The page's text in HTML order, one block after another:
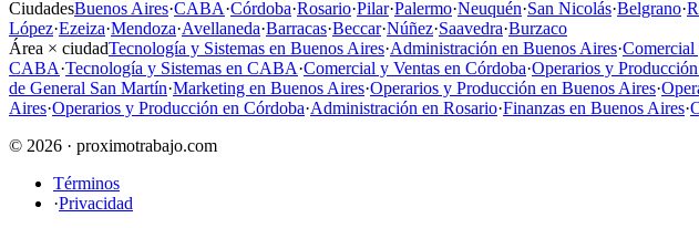
CiudadesBuenos Aires·CABA·Córdoba·Rosario·Pilar·Palermo·Neuquén·San Nicolás·Belgrano·
López·Ezeiza·Mendoza·Avellaneda·Barracas·Beccar·Núñez·Saavedra·Burzaco
Área × ciudadTecnología y Sistemas en Buenos Aires·Administración en Buenos Aires·Comercial
CABA·Tecnología y Sistemas en CABA·Comercial y Ventas en Córdoba·Operarios y
de General San Martín·Marketing en Buenos Aires·Operarios y Producción en Buenos Aires·
Aires·Operarios y Producción en Córdoba·Administración en Rosario·Finanzas en Buenos Aires·
© 2026 · proximotrabajo.com
Términos
·Privacidad